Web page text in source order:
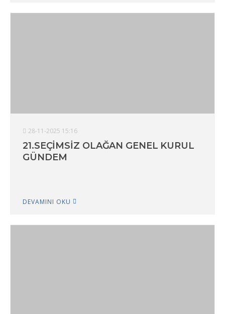
28-11-2025 15:16
21.SEÇİMSİZ OLAĞAN GENEL KURUL
GÜNDEM
DEVAMINI OKU